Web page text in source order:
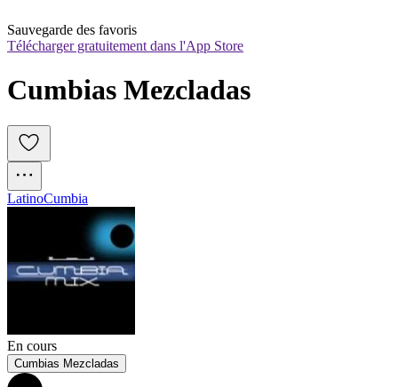
Sauvegarde des favoris
Télécharger gratuitement dans l'App Store
Cumbias Mezcladas
LatinoCumbia
En cours
Cumbias Mezcladas